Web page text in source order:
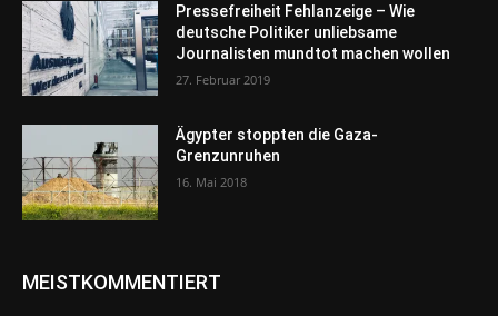
Pressefreiheit Fehlanzeige – Wie
deutsche Politiker unliebsame
Journalisten mundtot machen wollen
27. Februar 2019
Ägypter stoppten die Gaza-
Grenzunruhen
16. Mai 2018
MEISTKOMMENTIERT